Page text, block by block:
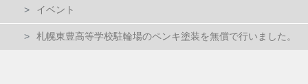
イベント
札幌東豊高等学校駐輪場のペンキ塗装を無償で行いました。